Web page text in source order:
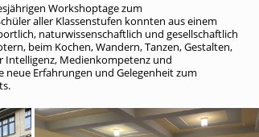
Workshoptage zum
aller Klassenstufen konnten aus einem
naturwissenschaftlich und gesellschaftlich
beim Kochen, Wandern, Tanzen, Gestalten,
Intelligenz, Medienkompetenz und
Erfahrungen und Gelegenheit zum